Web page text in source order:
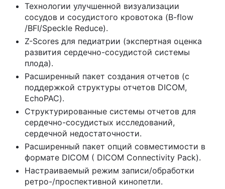
Технологии улучшенной визуализации
сосудов и сосудистого кровотока (B-flow
/BFI/Speckle Reduce).
Z-Scores для педиатрии (экспертная оценка
развития сердечно-сосудистой системы
плода).
Раcширенный пакет создания отчетов (с
поддержкой структуры отчетов DICOM,
EchoPAC).
Структурированные системы отчетов для
сердечно-сосудистых исследований,
сердечной недостаточности.
Расширенный пакет опций совместимости в
формате DICOM ( DICOM Connectivity Pack).
Настраиваемый режим записи/обработки
ретро-/проспективной кинопетли.